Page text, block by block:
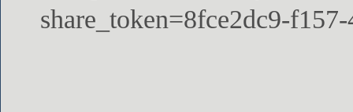
share_token=8fce2dc9-